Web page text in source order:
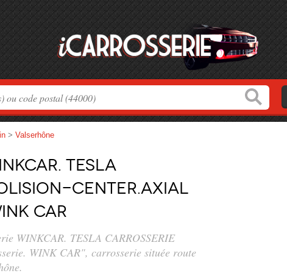
> Valserhône
TESLA
Colision-center.AXIAL
CAR
WINKCAR. TESLA CARROSSERIE
WINK CAR", carrosserie située route